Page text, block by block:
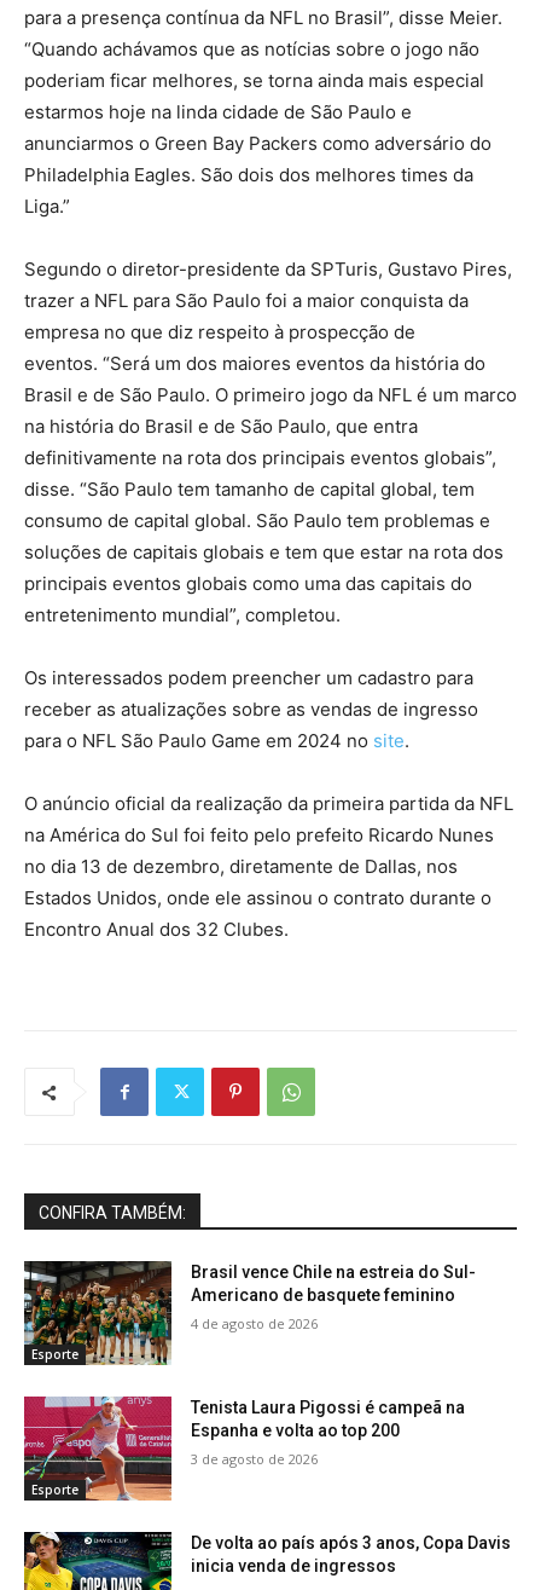
para a presença contínua da NFL no Brasil”, disse Meier.
“Quando achávamos que as notícias sobre o jogo não
poderiam ficar melhores, se torna ainda mais especial
estarmos hoje na linda cidade de São Paulo e
anunciarmos o Green Bay Packers como adversário do
Philadelphia Eagles. São dois dos melhores times da
Liga.”
Segundo o diretor-presidente da SPTuris, Gustavo Pires,
trazer a NFL para São Paulo foi a maior conquista da
empresa no que diz respeito à prospecção de
eventos. “Será um dos maiores eventos da história do
Brasil e de São Paulo. O primeiro jogo da NFL é um marco
na história do Brasil e de São Paulo, que entra
definitivamente na rota dos principais eventos globais”,
disse. “São Paulo tem tamanho de capital global, tem
consumo de capital global. São Paulo tem problemas e
soluções de capitais globais e tem que estar na rota dos
principais eventos globais como uma das capitais do
entretenimento mundial”, completou.
Os interessados podem preencher um cadastro para
receber as atualizações sobre as vendas de ingresso
para o NFL São Paulo Game em 2024 no site.
O anúncio oficial da realização da primeira partida da NFL
na América do Sul foi feito pelo prefeito Ricardo Nunes
no dia 13 de dezembro, diretamente de Dallas, nos
Estados Unidos, onde ele assinou o contrato durante o
Encontro Anual dos 32 Clubes.
CONFIRA TAMBÉM:
Esporte
Brasil vence Chile na estreia do Sul-
Americano de basquete feminino
4 de agosto de 2026
Esporte
Tenista Laura Pigossi é campeã na
Espanha e volta ao top 200
3 de agosto de 2026
De volta ao país após 3 anos, Copa Davis
inicia venda de ingressos